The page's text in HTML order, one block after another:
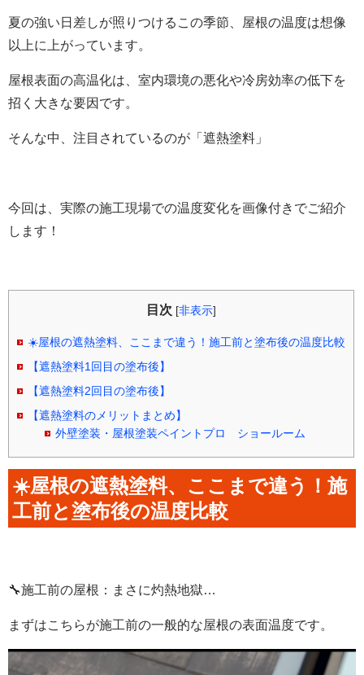
夏の強い日差しが照りつけるこの季節、屋根の温度は想像
以上に上がっています。
屋根表面の高温化は、室内環境の悪化や冷房効率の低下を
招く大きな要因です。
そんな中、注目されているのが「遮熱塗料」
今回は、実際の施工現場での温度変化を画像付きでご紹介
します！
目次 [非表示]
☀️屋根の遮熱塗料、ここまで違う！施工前と塗布後の温度比較
【遮熱塗料1回目の塗布後】
【遮熱塗料2回目の塗布後】
【遮熱塗料のメリットまとめ】
外壁塗装・屋根塗装ペイントプロ ショールーム
☀️屋根の遮熱塗料、ここまで違う！施
工前と塗布後の温度比較
🔧施工前の屋根：まさに灼熱地獄…
まずはこちらが施工前の一般的な屋根の表面温度です。